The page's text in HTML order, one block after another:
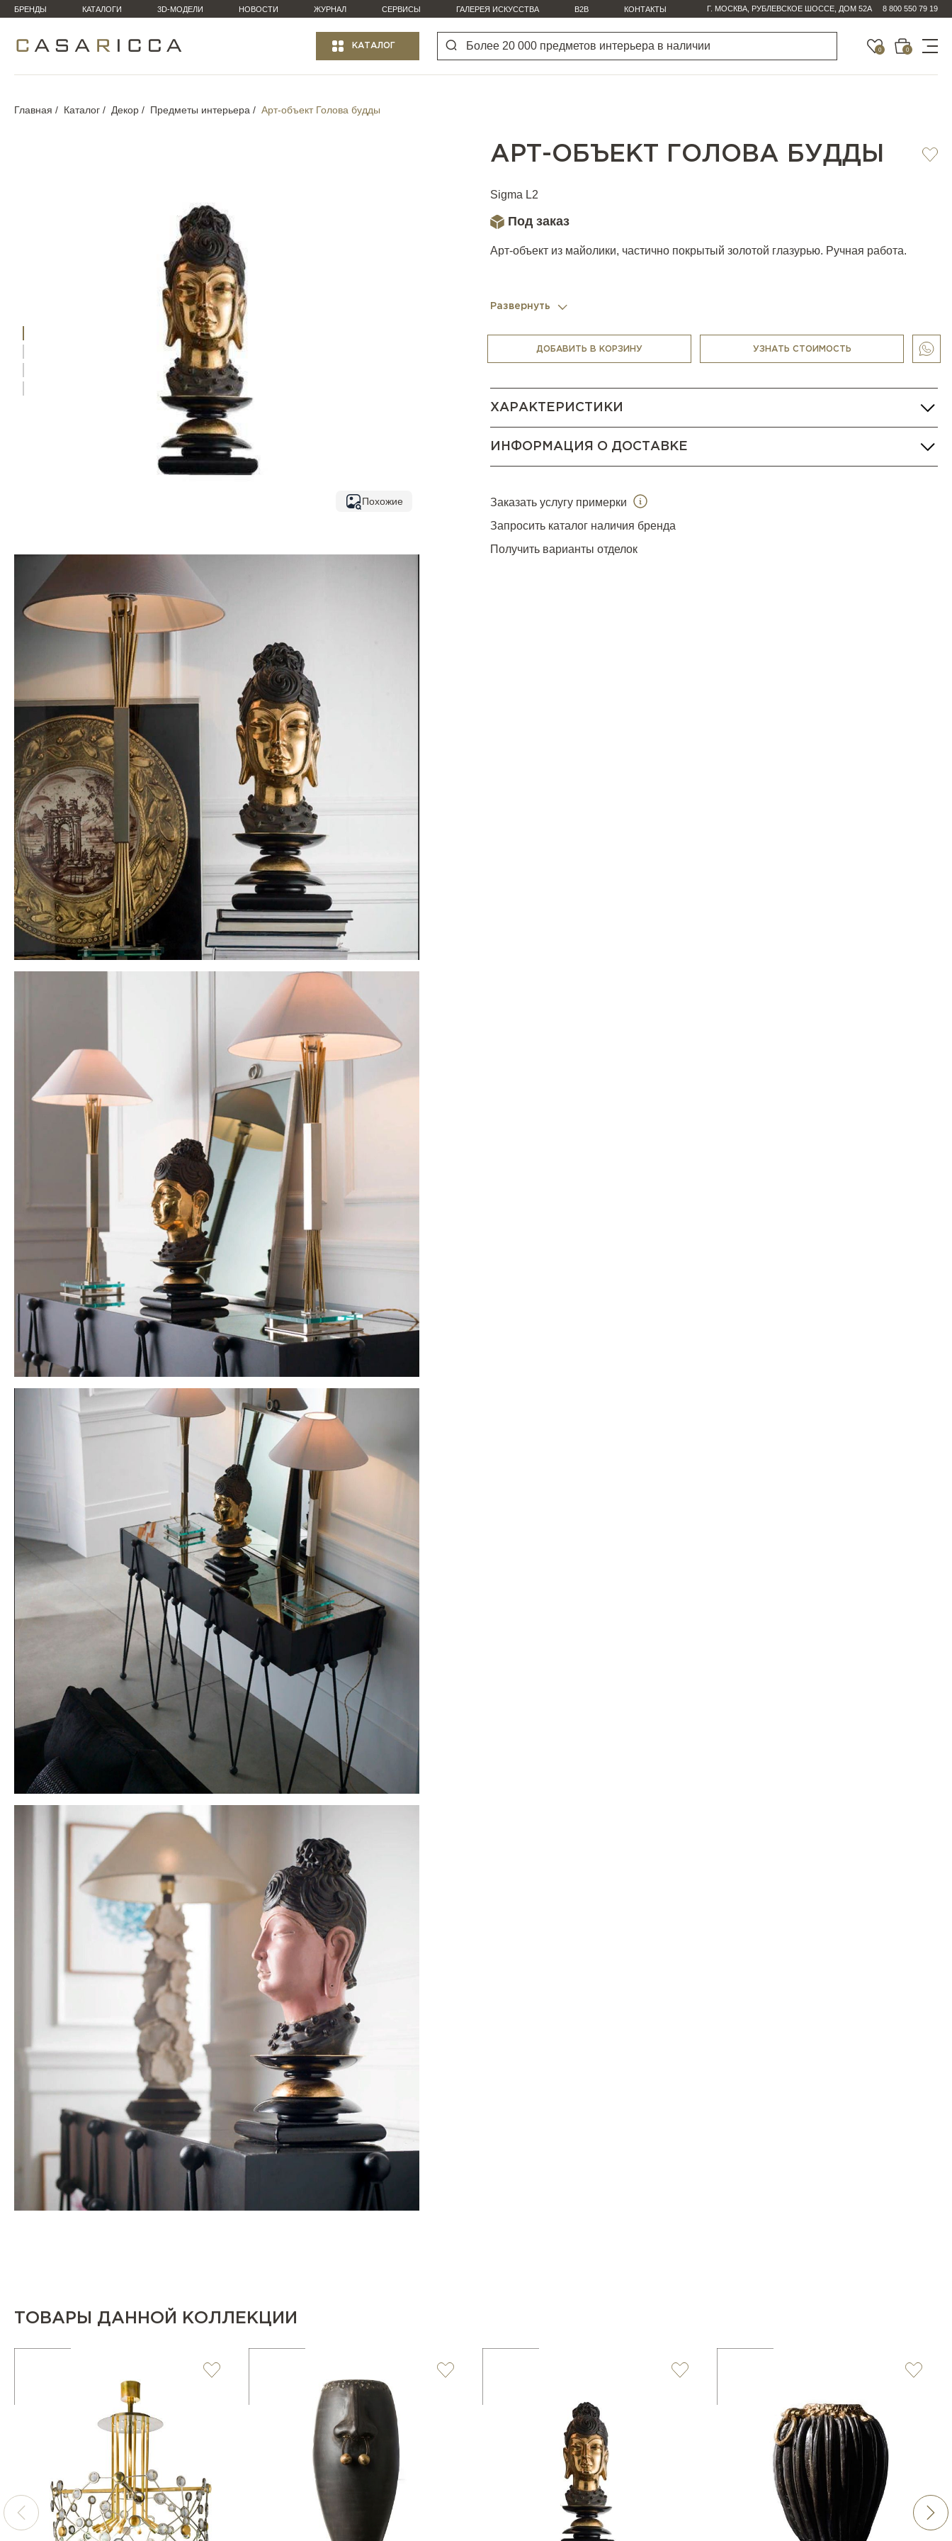
БРЕНДЫ КАТАЛОГИ 3D-МОДЕЛИ НОВОСТИ ЖУРНАЛ СЕРВИСЫ ГАЛЕРЕЯ ИСКУССТВА B2B КОНТАКТЫ Г. МОСКВА, РУБЛЕВСКОЕ ШОССЕ, ДОМ 52А 8 800 550 79 19
КАТАЛОГ 0 0
Главная Каталог Декор Предметы интерьера Арт-объект Голова будды
Похожие
АРТ-ОБЪЕКТ ГОЛОВА БУДДЫ
Sigma L2
Под заказ
Арт-объект из майолики, частично покрытый золотой глазурью. Ручная работа.
Развернуть
ДОБАВИТЬ В КОРЗИНУ УЗНАТЬ СТОИМОСТЬ
ХАРАКТЕРИСТИКИ
ИНФОРМАЦИЯ О ДОСТАВКЕ
Заказать услугу примерки
Запросить каталог наличия бренда
Получить варианты отделок
ТОВАРЫ ДАННОЙ КОЛЛЕКЦИИ